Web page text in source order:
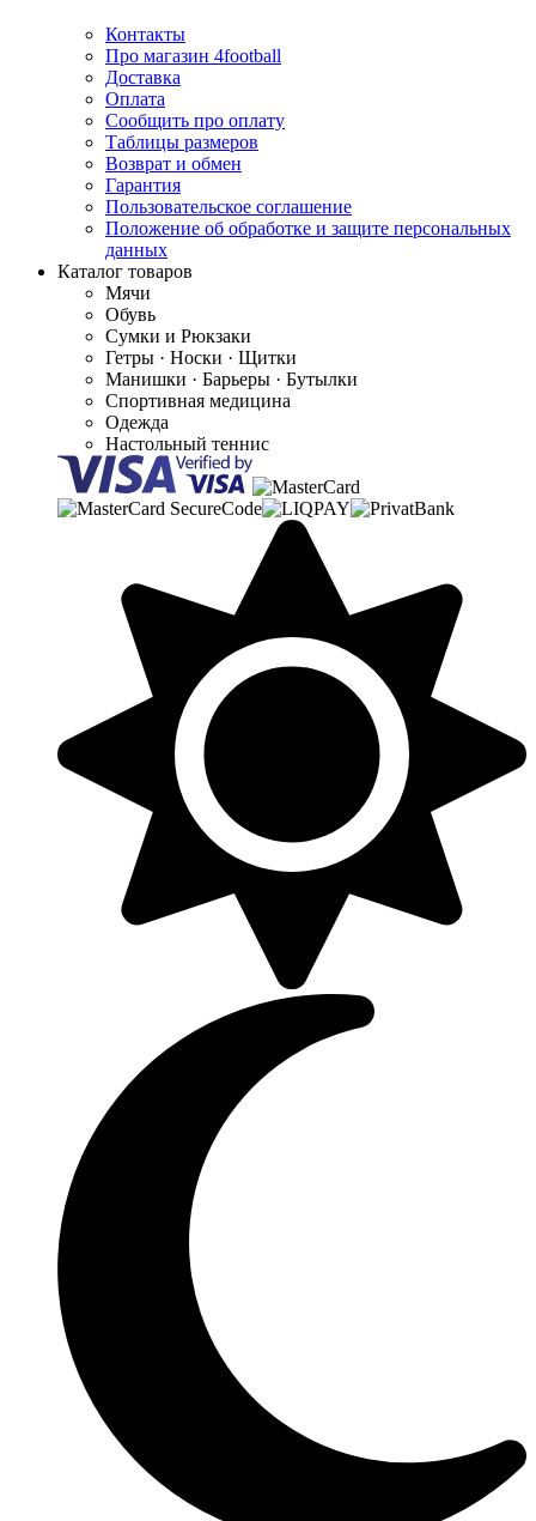
Контакты
Про магазин 4football
Доставка
Оплата
Сообщить про оплату
Таблицы размеров
Возврат и обмен
Гарантия
Пользовательское соглашение
Положение об обработке и защите персональных
данных
Каталог товаров
Мячи
Обувь
Сумки и Рюкзаки
Гетры · Носки · Щитки
Манишки · Барьеры · Бутылки
Спортивная медицина
Одежда
Настольный теннис